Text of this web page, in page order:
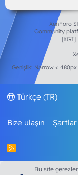
XenForo
Community
Genişlik
Türkçe (TR)
Bize ulaşın
R
Bu site